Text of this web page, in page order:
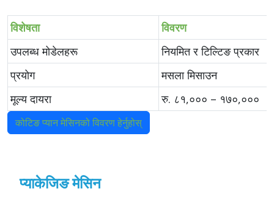
विशेषता
विवरण
उपलब्ध मोडेलहरू
नियमित र टिल्टिङ प्रकार
प्रयोग
मसला मिसाउन
मूल्य दायरा
रु. ८१,००० – १७०,०००
कोटिङ प्यान मेसिनको विवरण हेर्नुहोस्
प्याकेजिङ मेसिन